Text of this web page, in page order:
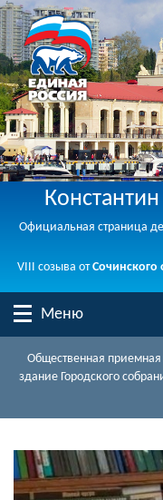
Официальная страница
VIII созыва отСочинского
Меню
Общественная приемная
здание Городского